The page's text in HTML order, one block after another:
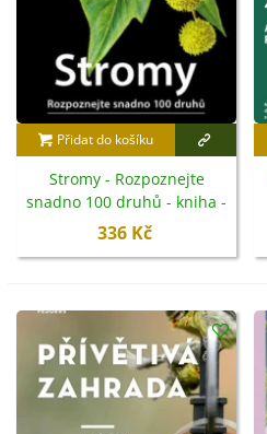
Přidat do košíku
Stromy - Rozpoznejte
snadno 100 druhů - kniha -
1 ks
336 Kč